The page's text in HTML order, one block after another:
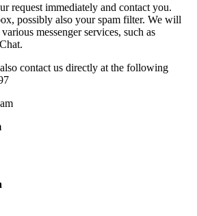
request immediately and contact you.
possibly also your spam filter. We will
messenger services, such as
contact us directly at the following